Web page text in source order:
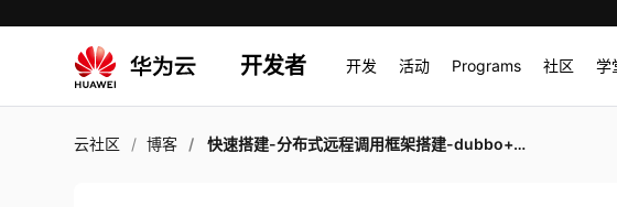
开发者 开发 活动 Programs 社区 学
云社区 博客 快速搭建-分布式远程调用框架搭建-dubbo+zookper+springboot demo 演示